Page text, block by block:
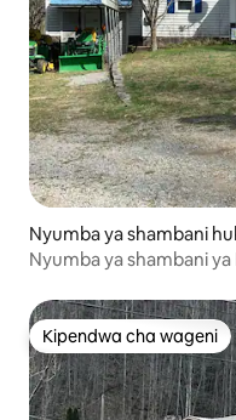
Nyumba ya shambani
Nyumba ya shambani ya
Kipendwa cha wageni
Kipendwa cha wageni